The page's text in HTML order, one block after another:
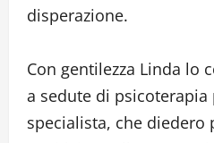
disperazione.
Con gentilezza Linda lo
a sedute di psicoterapia
specialista, che diedero